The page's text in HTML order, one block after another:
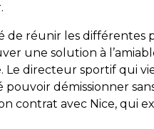
de réunir les différentes
une solution à
Le directeur sportif qui
pouvoir démissionner
contrat avec Nice, qui